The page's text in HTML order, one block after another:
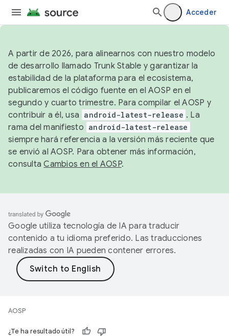
Acceder
A partir de 2026, para alinearnos con nuestro modelo
de desarrollo llamado Trunk Stable y garantizar la
estabilidad de la plataforma para el ecosistema,
publicaremos el código fuente en el AOSP en el
segundo y cuarto trimestre. Para compilar el AOSP y
contribuir a él, usa android-latest-release . La
rama del manifiesto android-latest-release
siempre hará referencia a la versión más reciente que
se envió al AOSP. Para obtener más información,
consultaCambios en el AOSP.
Google utiliza tecnología de IA para traducir
contenido a tu idioma preferido. Las traducciones
realizadas con IA pueden contener errores.
AOSP
¿Te ha resultado útil?